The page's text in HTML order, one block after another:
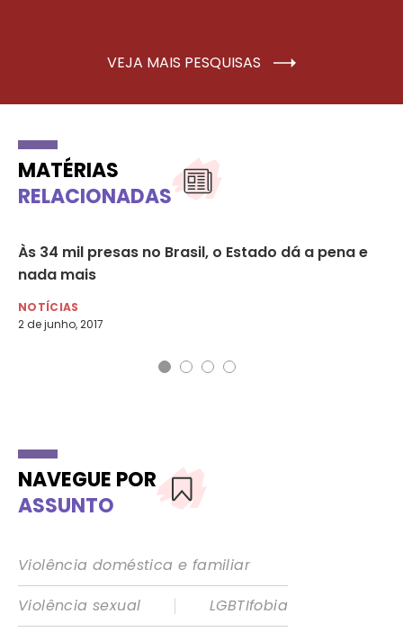
VEJA MAIS PESQUISAS
MATÉRIAS
RELACIONADAS
Às 34 mil presas no Brasil, o Estado dá a pena e
nada mais
NOTÍCIAS
2 de junho, 2017
NAVEGUE POR
ASSUNTO
Violência doméstica e familiar
Violência sexual
|
LGBTIfobia